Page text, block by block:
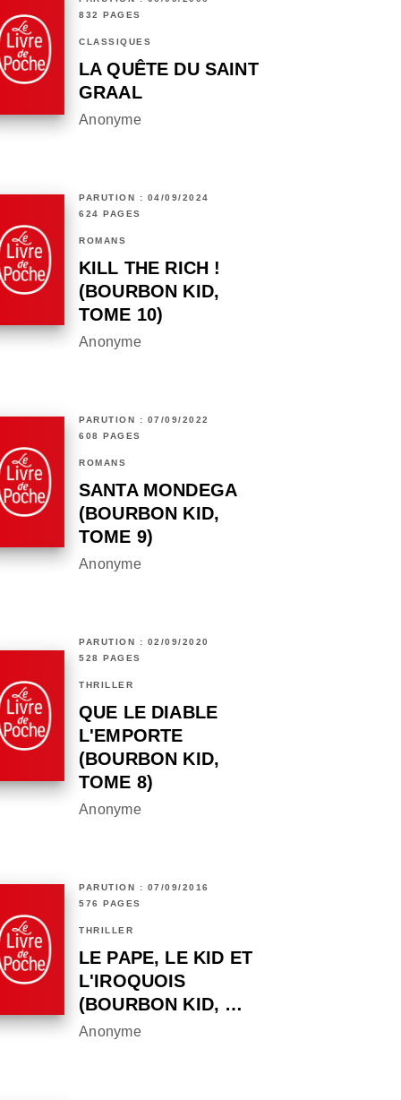
832 PAGES
CLASSIQUES
LA QUÊTE DU SAINT
GRAAL
Anonyme
PARUTION : 04/09/2024
624 PAGES
ROMANS
KILL THE RICH !
(BOURBON KID,
TOME 10)
Anonyme
PARUTION : 07/09/2022
608 PAGES
ROMANS
SANTA MONDEGA
(BOURBON KID,
TOME 9)
Anonyme
PARUTION : 02/09/2020
528 PAGES
THRILLER
QUE LE DIABLE
L'EMPORTE
(BOURBON KID,
TOME 8)
Anonyme
PARUTION : 07/09/2016
576 PAGES
THRILLER
LE PAPE, LE KID ET
L'IROQUOIS
(BOURBON KID, …
Anonyme